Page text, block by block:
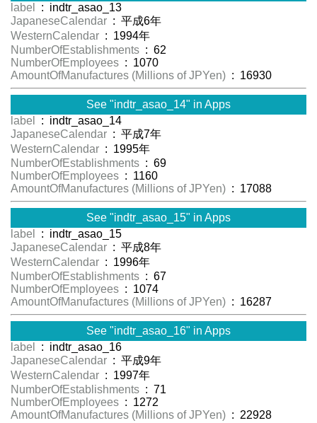
label
: indtr_asao_13
JapaneseCalendar : 平成6年
WesternCalendar : 1994年
NumberOfEstablishments : 62
NumberOfEmployees : 1070
AmountOfManufactures (Millions of JPYen) : 16930
See "indtr_asao_14" in Apps
label
: indtr_asao_14
JapaneseCalendar : 平成7年
WesternCalendar : 1995年
NumberOfEstablishments : 69
NumberOfEmployees : 1160
AmountOfManufactures (Millions of JPYen) : 17088
See "indtr_asao_15" in Apps
label
: indtr_asao_15
JapaneseCalendar : 平成8年
WesternCalendar : 1996年
NumberOfEstablishments : 67
NumberOfEmployees : 1074
AmountOfManufactures (Millions of JPYen) : 16287
See "indtr_asao_16" in Apps
label
: indtr_asao_16
JapaneseCalendar : 平成9年
WesternCalendar : 1997年
NumberOfEstablishments : 71
NumberOfEmployees : 1272
AmountOfManufactures (Millions of JPYen) : 22928